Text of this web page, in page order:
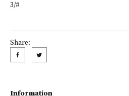
3/#
Share:
Information